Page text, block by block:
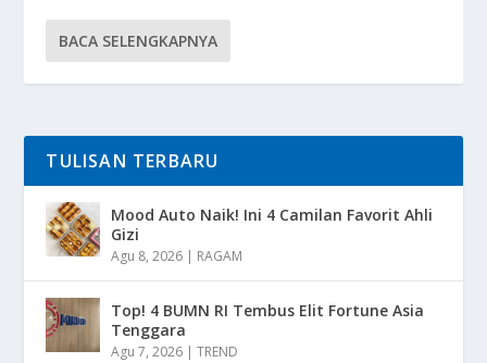
BACA SELENGKAPNYA
TULISAN TERBARU
Mood Auto Naik! Ini 4 Camilan Favorit Ahli
Gizi
Agu 8, 2026 RAGAM
Top! 4 BUMN RI Tembus Elit Fortune Asia
Tenggara
Agu 7, 2026 |TREND